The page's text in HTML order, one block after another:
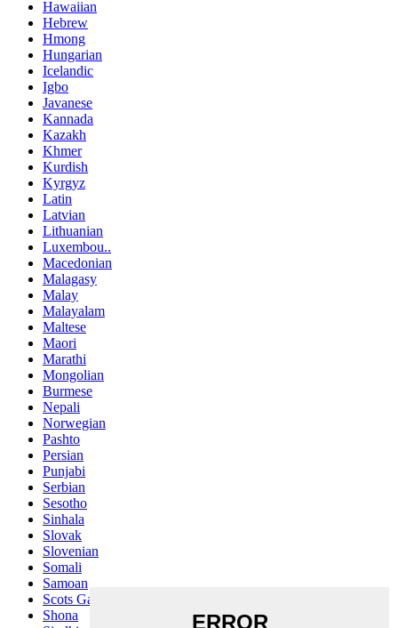
Hawaiian
Hebrew
Hmong
Hungarian
Icelandic
Igbo
Javanese
Kannada
Kazakh
Khmer
Kurdish
Kyrgyz
Latin
Latvian
Lithuanian
Luxembou..
Macedonian
Malagasy
Malay
Malayalam
Maltese
Maori
Marathi
Mongolian
Burmese
Nepali
Norwegian
Pashto
Persian
Punjabi
Serbian
Sesotho
Sinhala
Slovak
Slovenian
Somali
Samoan
Scots Gaelic
Shona